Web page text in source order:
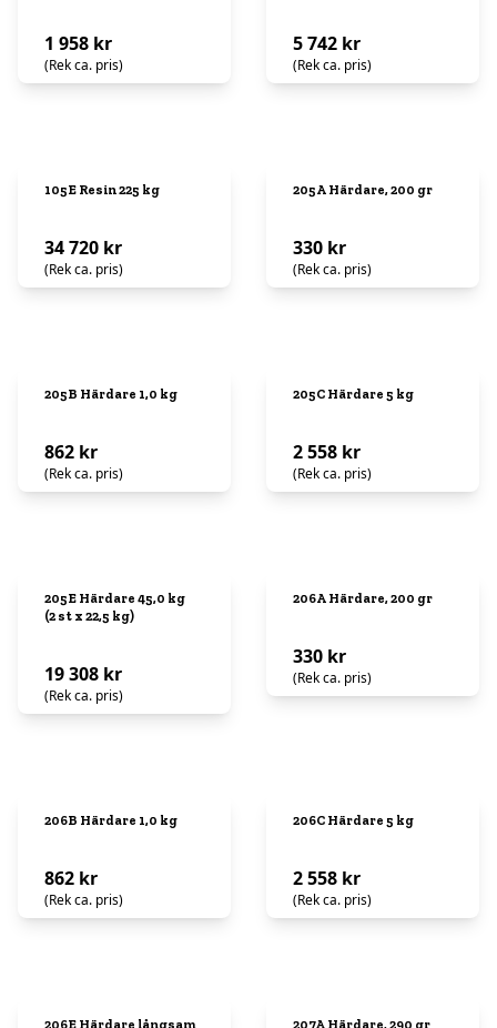
1 958 kr
(Rek ca. pris)
5 742 kr
(Rek ca. pris)
105E Resin 225 kg
34 720 kr
(Rek ca. pris)
205A Härdare, 200 gr
330 kr
(Rek ca. pris)
205B Härdare 1,0 kg
862 kr
(Rek ca. pris)
205C Härdare 5 kg
2 558 kr
(Rek ca. pris)
205E Härdare 45,0 kg
(2 st x 22,5 kg)
19 308 kr
(Rek ca. pris)
206A Härdare, 200 gr
330 kr
(Rek ca. pris)
206B Härdare 1,0 kg
862 kr
(Rek ca. pris)
206C Härdare 5 kg
2 558 kr
(Rek ca. pris)
206E Härdare långsam
207A Härdare, 290 gr